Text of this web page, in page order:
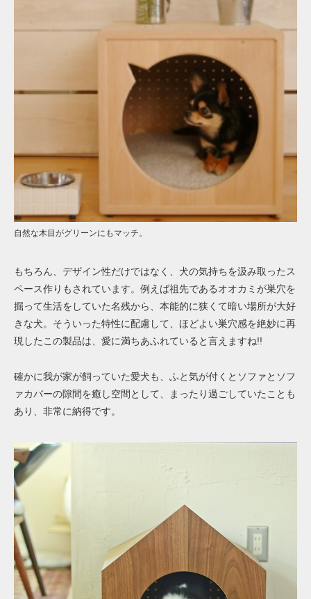
自然な木目がグリーンにもマッチ。
もちろん、デザイン性だけではなく、犬の気持ちを汲み取ったス
ペース作りもされています。例えば祖先であるオオカミが巣穴を
掘って生活をしていた名残から、本能的に狭くて暗い場所が大好
きな犬。そういった特性に配慮して、ほどよい巣穴感を絶妙に再
現したこの製品は、愛に満ちあふれていると言えますね!!
確かに我が家が飼っていた愛犬も、ふと気が付くとソファとソフ
ァカバーの隙間を癒し空間として、まったり過ごしていたことも
あり、非常に納得です。